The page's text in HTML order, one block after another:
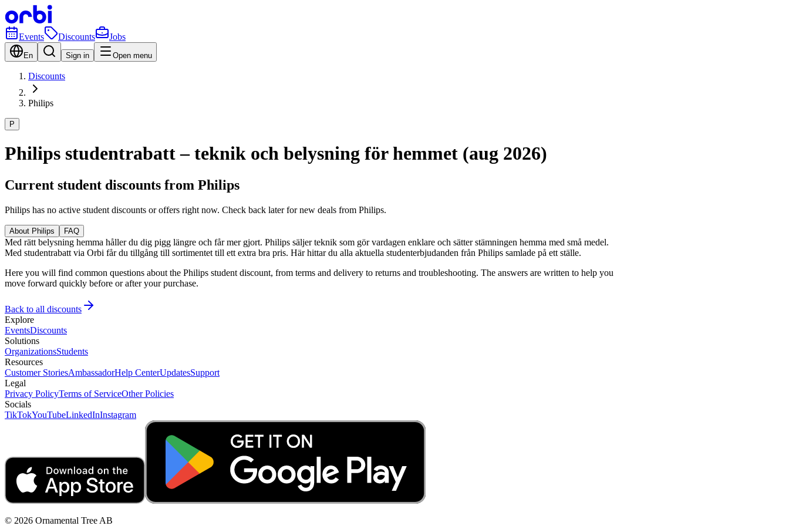
Events Discounts Jobs
En Sign in Open menu
Discounts
Philips
P
Philips studentrabatt – teknik och belysning för hemmet (aug 2026)
Current student discounts from Philips
Philips has no active student discounts or offers right now. Check back later for new deals from Philips.
About Philips FAQ
Med rätt belysning hemma håller du dig pigg längre och får mer gjort. Philips säljer teknik som gör vardagen enklare och sätter stämningen hemma med små medel.
Med studentrabatt via Orbi får du tillgång till sortimentet till ett extra bra pris. Här hittar du alla aktuella studenterbjudanden från Philips samlade på ett ställe.
Here you will find common questions about the Philips student discount, from terms and delivery to returns and troubleshooting. The answers are written to help you
move forward quickly before or after your purchase.
Back to all discounts
Explore
EventsDiscounts
Solutions
OrganizationsStudents
Resources
Customer StoriesAmbassadorHelp CenterUpdatesSupport
Legal
Privacy PolicyTerms of ServiceOther Policies
Socials
TikTokYouTubeLinkedInInstagram
© 2026 Ornamental Tree AB